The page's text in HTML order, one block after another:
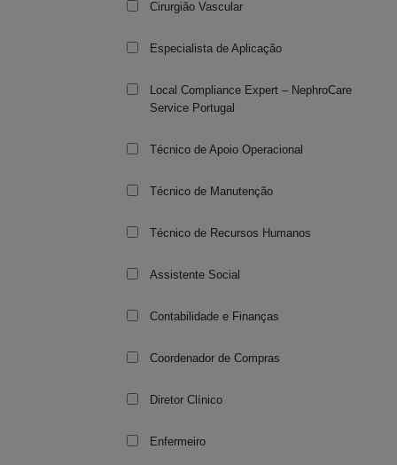
Cirurgião Vascular
Especialista de Aplicação
Local Compliance Expert – NephroCare
Service Portugal
Técnico de Apoio Operacional
Técnico de Manutenção
Técnico de Recursos Humanos
Assistente Social
Contabilidade e Finanças
Coordenador de Compras
Diretor Clínico
Enfermeiro